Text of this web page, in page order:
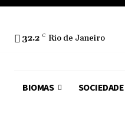
32.2 C Rio de Janeiro
BIOMAS SOCIEDADE